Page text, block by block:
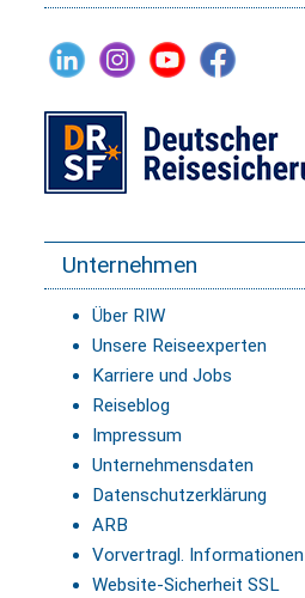
Unternehmen
Über RIW
Unsere Reiseexperten
Karriere und Jobs
Reiseblog
Impressum
Unternehmensdaten
Datenschutzerklärung
ARB
Vorvertragl. Informationen
Website-Sicherheit SSL